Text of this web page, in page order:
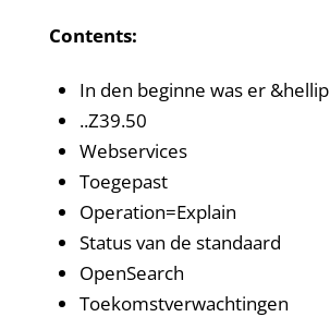
Contents:
In den beginne was er &hellip
..Z39.50
Webservices
Toegepast
Operation=Explain
Status van de standaard
OpenSearch
Toekomstverwachtingen